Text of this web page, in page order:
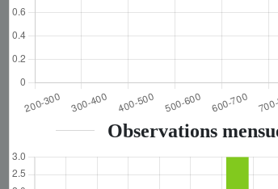
Observations